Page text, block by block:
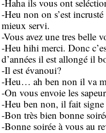
-Haha ils vous ont
-Heu non on s’est
mieux servi.
-Vous avez une tres belle
-Heu hihi merci. Donc
d’années il est allongé il
-Il est évanoui?
-Heu… ah ben non il va
-On vous envoie les
-Heu ben non, il fait
-Bon très bien bonne
-Bonne soirée à vous au